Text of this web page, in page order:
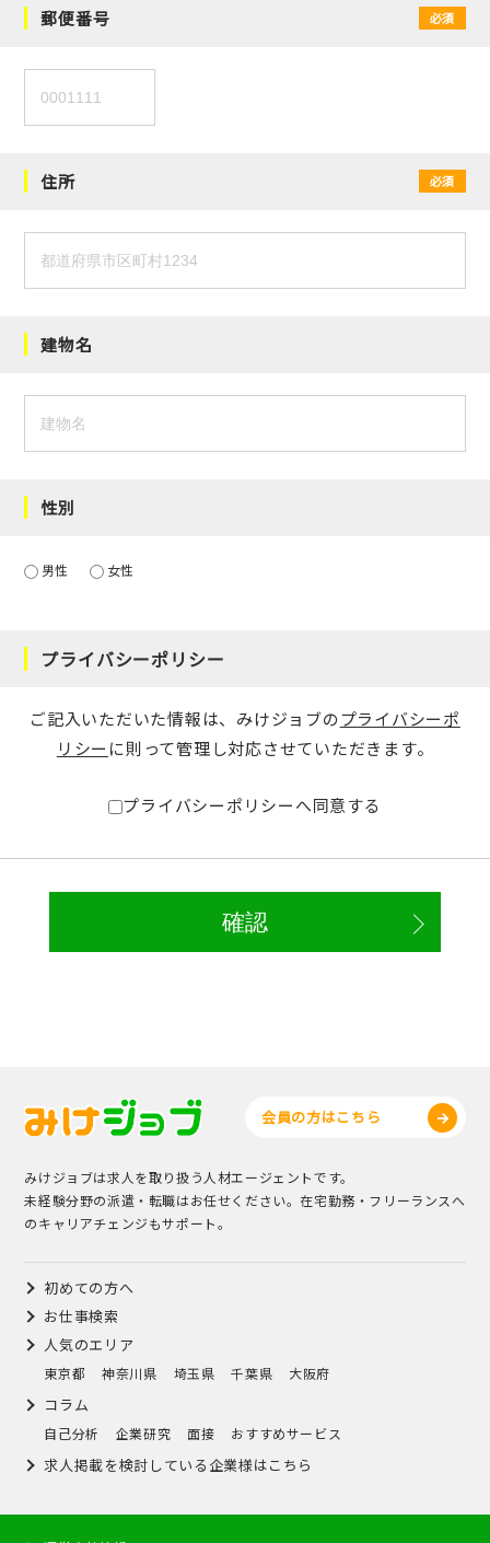
郵便番号 必須
住所 必須
建物名
性別
男性 女性
プライバシーポリシー
ご記入いただいた情報は、みけジョブのプライバシーポ
リシー に則って管理し対応させていただきます。
プライバシーポリシーへ同意する
会員の方はこちら
みけジョブは求人を取り扱う人材エージェントです。
未経験分野の派遣・転職はお任せください。在宅勤務・フリーランスへ
のキャリアチェンジもサポート。
初めての方へ
お仕事検索
人気のエリア
東京都 神奈川県 埼玉県 千葉県 大阪府
コラム
自己分析 企業研究 面接 おすすめサービス
求人掲載を検討している企業様はこちら